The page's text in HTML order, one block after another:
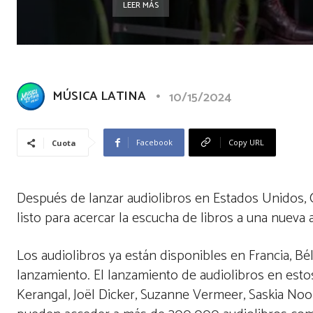
LEER MÁS
MÚSICA LATINA 10/15/2024
Cuota Facebook Copy URL
Después de lanzar audiolibros en Estados Unidos,
listo para acercar la escucha de libros a una nueva
Los audiolibros ya están disponibles en Francia,
lanzamiento. El lanzamiento de audiolibros en
Kerangal, Joël Dicker, Suzanne Vermeer, Saskia